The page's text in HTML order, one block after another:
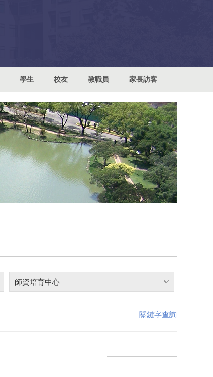
學生 校友 教職員 家長訪客
師資培育中心
關鍵字查詢